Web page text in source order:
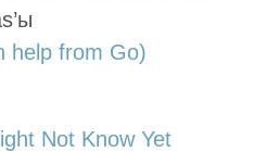
help from Go)
Not Know Yet